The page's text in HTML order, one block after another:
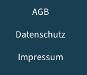
AGB
Datenschutz
Impressum